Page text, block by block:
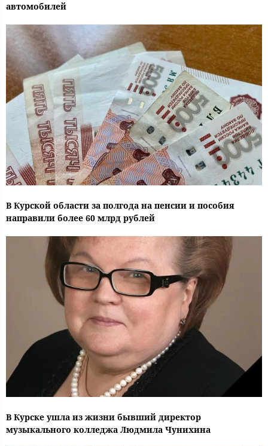
автомобилей
В Курской области за полгода на пенсии и пособия
направили более 60 млрд рублей
В Курске ушла из жизни бывший директор
музыкального колледжа Людмила Чунихина